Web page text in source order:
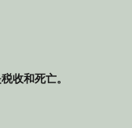
收和死亡。